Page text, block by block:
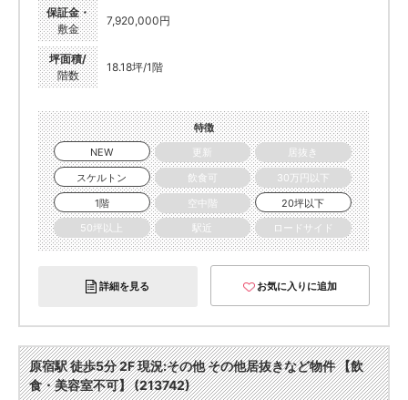
保証金・
敷金
7,920,000円
坪面積/
階数
18.18坪/1階
特徴
NEW
更新
居抜き
スケルトン
飲食可
30万円以下
1階
空中階
20坪以下
50坪以上
駅近 ロードサイド
詳細を見る お気に入りに追加
原宿駅 徒歩5分 2F 現況:その他 その他居抜きなど物件 【飲
食・美容室不可】 (213742)